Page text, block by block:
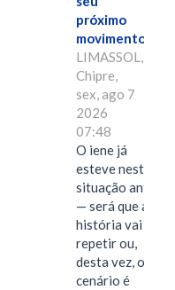
próximo
movimento.
LIMASSOL,
Chipre,
sex, ago 7
2026
07:48
O iene já
esteve nesta
situação antes
— será que a
história vai se
repetir ou,
desta vez, o
cenário é